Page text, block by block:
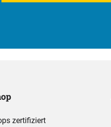
zertifiziert